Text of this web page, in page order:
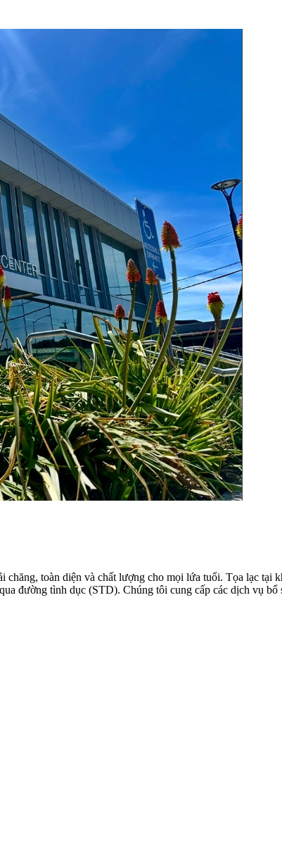
toàn diện và chất lượng cho mọi lứa tuổi. Tọa lạc
đường tình dục (STD). Chúng tôi cung cấp các dịch vụ